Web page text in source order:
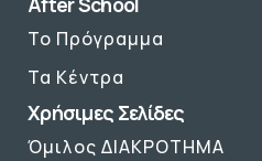
Το Πρόγραμμα
Τα Κέντρα
Χρήσιμες Σελίδες
Όμιλος ΔΙΑΚΡΟΤΗΜΑ